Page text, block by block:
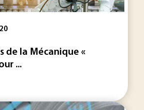
de la Mécanique «
...